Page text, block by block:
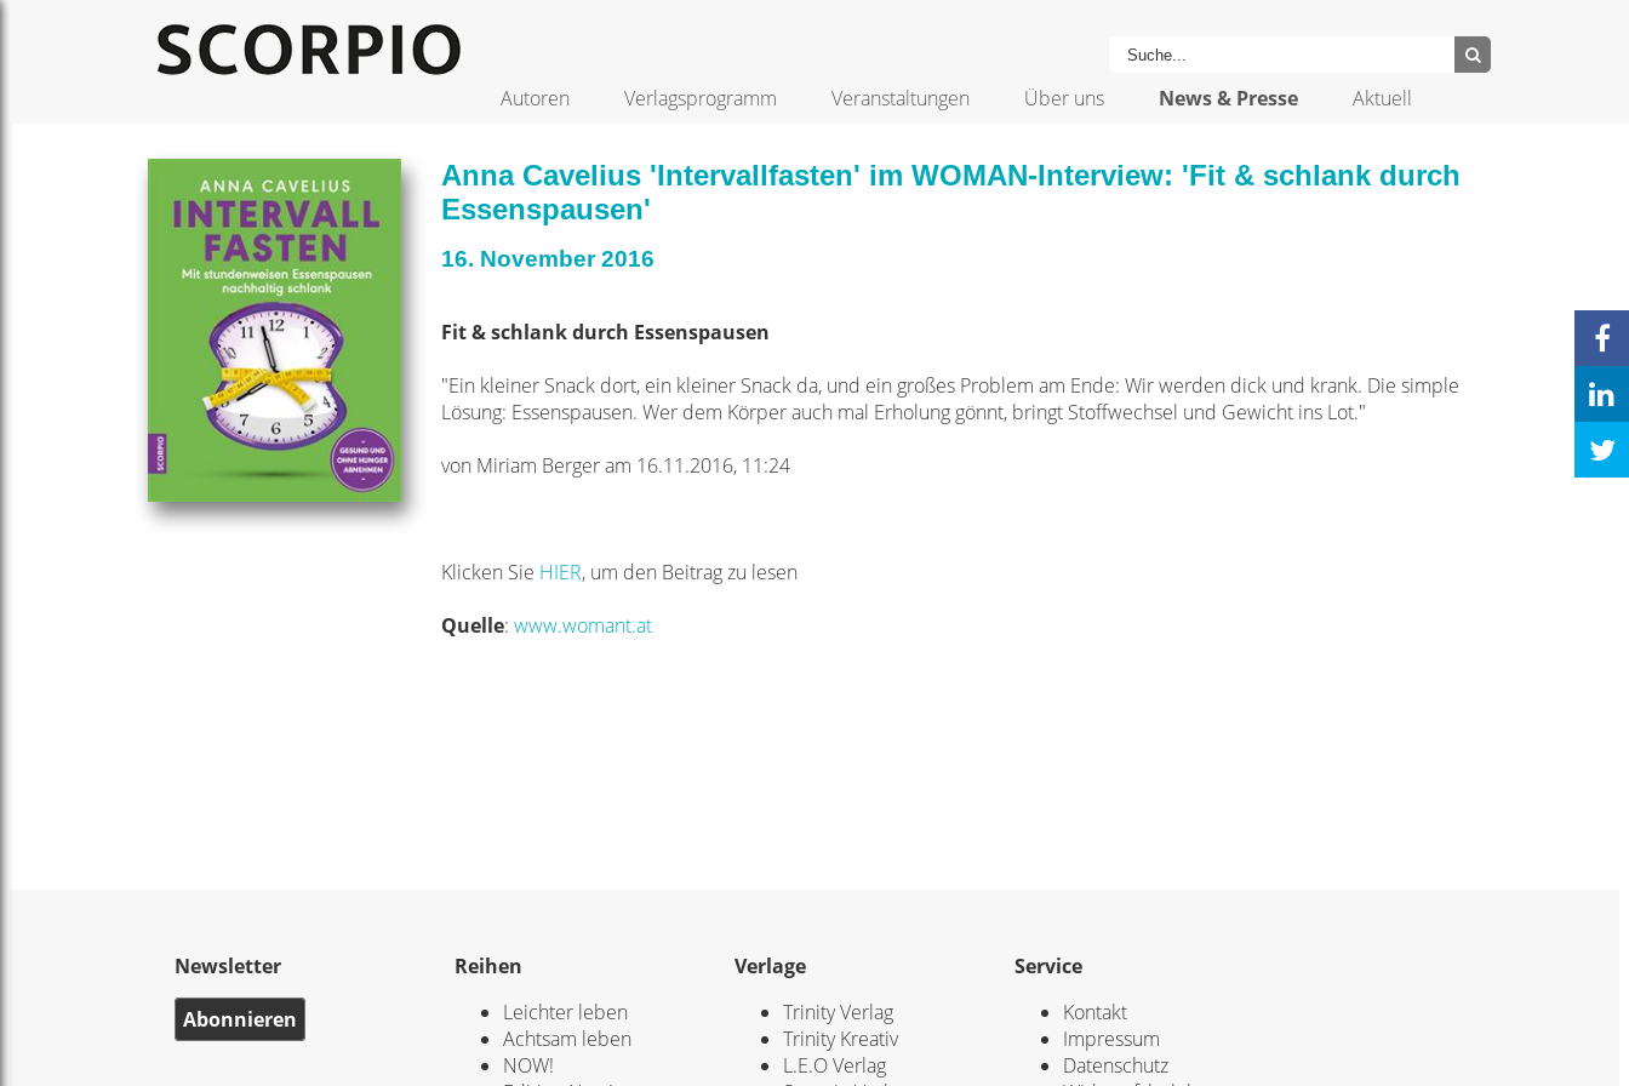
Autoren Verlagsprogramm Veranstaltungen Über uns News & Presse Aktuell
Anna Cavelius 'Intervallfasten' im WOMAN-Interview: 'Fit & schlank durch
Essenspausen'
16. November 2016
Fit & schlank durch Essenspausen
"Ein kleiner Snack dort, ein kleiner Snack da, und ein großes Problem am Ende: Wir werden dick und krank. Die simple
Lösung: Essenspausen. Wer dem Körper auch mal Erholung gönnt, bringt Stoffwechsel und Gewicht ins Lot."
von Miriam Berger am 16.11.2016, 11:24
Klicken Sie HIER, um den Beitrag zu lesen
Quelle: www.womant.at
Newsletter
Abonnieren
Reihen
Leichter leben
Achtsam leben
NOW!
Verlage
Trinity Verlag
Trinity Kreativ
L.E.O Verlag
Service
Kontakt
Impressum
Datenschutz